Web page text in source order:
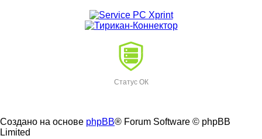
Статус ОК
Создано на основе phpBB® Forum Software © phpBB
Limited